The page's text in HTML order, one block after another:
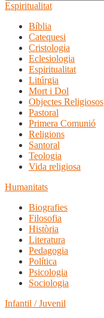
Espiritualitat
Bíblia
Catequesi
Cristologia
Eclesiologia
Espiritualitat
Litúrgia
Mort i Dol
Objectes Religiosos
Pastoral
Primera Comunió
Religions
Santoral
Teologia
Vida religiosa
Humanitats
Biografies
Filosofia
Història
Literatura
Pedagogia
Política
Psicologia
Sociologia
Infantil / Juvenil